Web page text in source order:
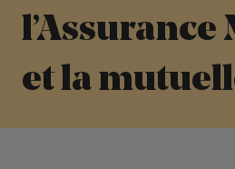
l’Assurance
et la